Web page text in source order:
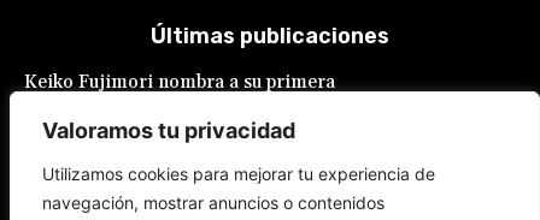
Valoramos tu privacidad
Utilizamos cookies para mejorar tu experiencia de
navegación, mostrar anuncios o contenidos
Últimas publicaciones
Keiko Fujimori nombra a su primera
encargada: es Hilda Sandoval Cornejo